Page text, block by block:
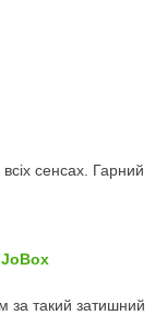
сенсах. Гарний
за такий затишний